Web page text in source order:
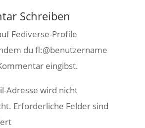
Schreiben
Fediverse-Profile
du fl:@benutzername
eingibst.
Adresse wird nicht
Erforderliche Felder sind